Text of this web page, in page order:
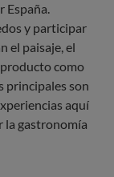
España.
y participar
el paisaje, el
como
principales son
aquí
la gastronomía